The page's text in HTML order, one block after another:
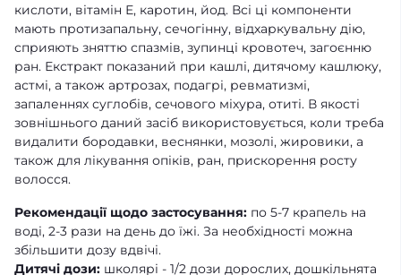
кислоти, вітамін Е, каротин, йод. Всі ці компоненти
мають протизапальну, сечогінну, відхаркувальну дію,
сприяють зняттю спазмів, зупинці кровотеч, загоєнню
ран. Екстракт показаний при кашлі, дитячому кашлюку,
астмі, а також артрозах, подагрі, ревматизмі,
запаленнях суглобів, сечового міхура, отиті. В якості
зовнішнього даний засіб використовується, коли треба
видалити бородавки, веснянки, мозолі, жировики, а
також для лікування опіків, ран, прискорення росту
волосся.
Рекомендації щодо застосування: по 5-7 крапель на
воді, 2-3 рази на день до їжі. За необхідності можна
збільшити дозу вдвічі.
Дитячі дози: школярі - 1/2 дози дорослих, дошкільнята